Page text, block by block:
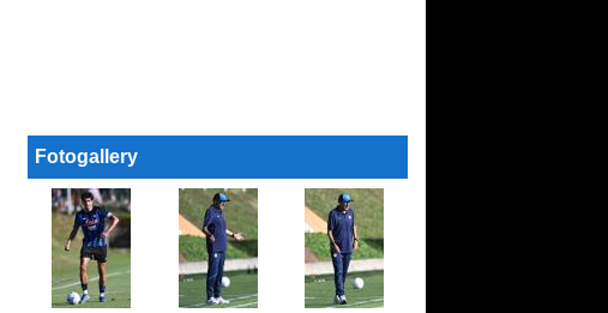
Fotogallery